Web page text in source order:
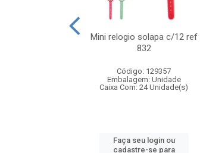
Mini relogio solapa c/12 ref
832
Código: 129357
Embalagem: Unidade
Caixa Com: 24 Unidade(s)
Faça seu login ou
cadastre-se para